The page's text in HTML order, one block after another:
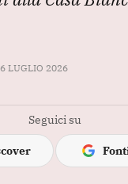
6 LUGLIO 2026
Seguici su